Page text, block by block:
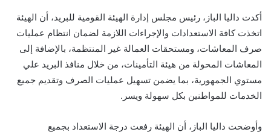
أكدت داليا الباز، رئيس مجلس إدارة الهيئة القومية للبريد، أن الهيئة
اتخذت كافة الاستعدادات والإجراءات اللازمة لضمان انتظام عمليات
صرف المعاشات، ومستحقات العمالة غير المنتظمة، بالإضافة إلى
المعاشات المحولة من هيئة التأمينات، من خلال منافذ البريد علي
مستوي الجمهورية، بما يضمن تسهيل عمليات الصرف وتقديم جميع
الخدمات للمواطنين بكل سهولة ويسر.
وأوضحت داليا الباز، أن الهيئة رفعت درجة الاستعداد بجميع